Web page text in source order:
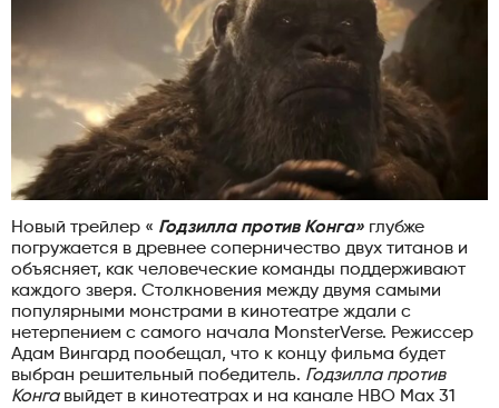
Новый трейлер « Годзилла против Конга» глубже
погружается в древнее соперничество двух титанов и
объясняет, как человеческие команды поддерживают
каждого зверя. Столкновения между двумя самыми
популярными монстрами в кинотеатре ждали с
нетерпением с самого начала MonsterVerse. Режиссер
Адам Вингард пообещал, что к концу фильма будет
выбран решительный победитель. Годзилла против
Конгавыйдет в кинотеатрах и на канале HBO Max 31